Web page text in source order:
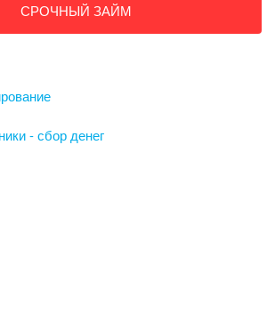
СРОЧНЫЙ ЗАЙМ
- сбор денег